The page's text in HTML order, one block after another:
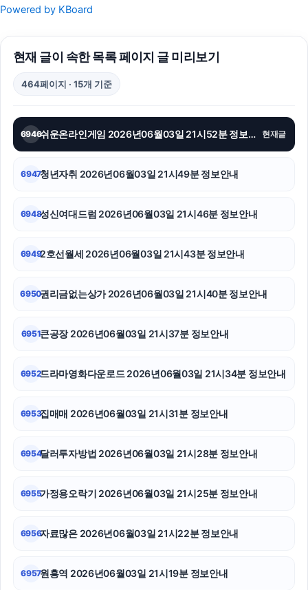
동탄임플란트
마포구하수구막힘
하남하수구막힘
서울암요양병원
이혼전문변호사
강동구하수구막힘
Powered by KBoard
현재 글이 속한 목록 페이지 글 미리보기
464페이지 · 15개 기준
6946 쉬운온라인게임 2026년06월03일 21시52분 정보안내 현재글
6947청년자취 2026년06월03일 21시49분 정보안내
6948성신여대드럼 2026년06월03일 21시46분 정보안내
69492호선월세 2026년06월03일 21시43분 정보안내
6950권리금없는상가 2026년06월03일 21시40분 정보안내
6951큰공장 2026년06월03일 21시37분 정보안내
6952드라마영화다운로드 2026년06월03일 21시34분 정보안내
6953집매매 2026년06월03일 21시31분 정보안내
6954달러투자방법 2026년06월03일 21시28분 정보안내
6955가정용오락기 2026년06월03일 21시25분 정보안내
6956자료많은 2026년06월03일 21시22분 정보안내
6957원흥역 2026년06월03일 21시19분 정보안내